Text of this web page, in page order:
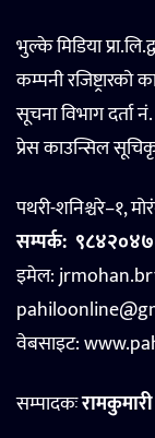
भुल्के मिडिया
कम्पनी
सूचना विभाग दर्ता
प्रेस काउन्सिल
पथरी-शनिश्चरे–१,
सम्पर्क:
इमेल:
वेबसाइट:
सम्पादकः